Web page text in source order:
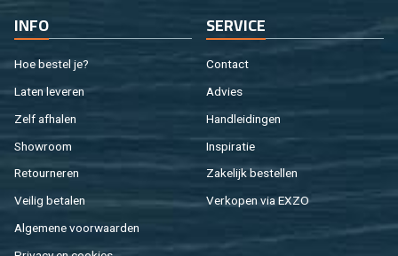
INFO
Hoe be­stel je?
Laten le­ve­ren
Zelf af­ha­len
Show­room
Re­tour­ne­ren
Vei­lig be­ta­len
Al­ge­me­ne voor­waar­den
SER­VI­CE
Con­tact
Ad­vies
Hand­lei­din­gen
In­spi­ra­tie
Za­ke­lijk be­stel­len
Ver­ko­pen via EXZO